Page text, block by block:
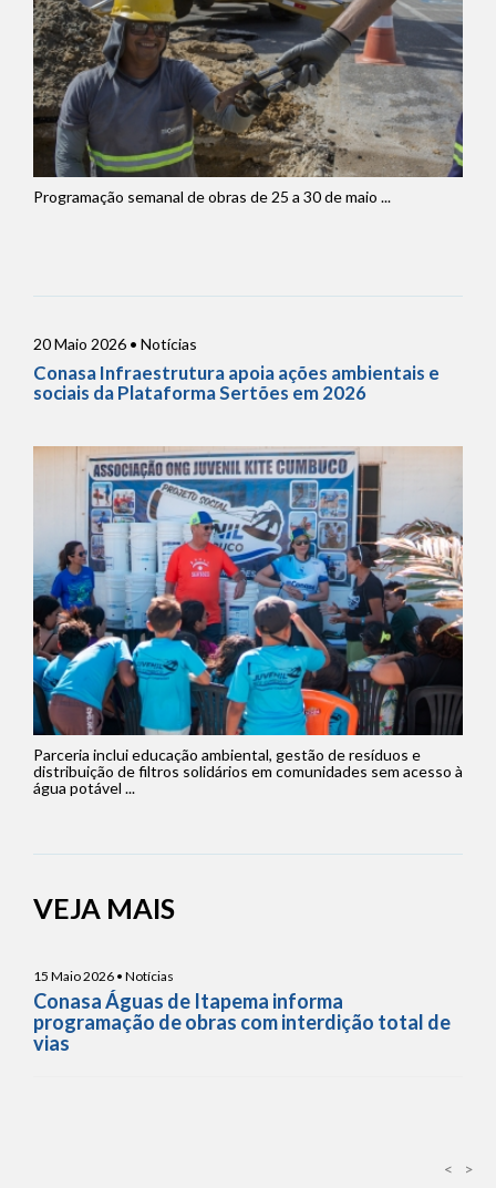
Programação semanal de obras de 25 a 30 de maio ...
20 Maio 2026 • Notícias
Conasa Infraestrutura apoia ações ambientais e
sociais da Plataforma Sertões em 2026
Parceria inclui educação ambiental, gestão de resíduos e
distribuição de filtros solidários em comunidades sem acesso à
água potável ...
VEJA MAIS
15 Maio 2026 • Notícias
Conasa Águas de Itapema informa
programação de obras com interdição total de
vias
< >